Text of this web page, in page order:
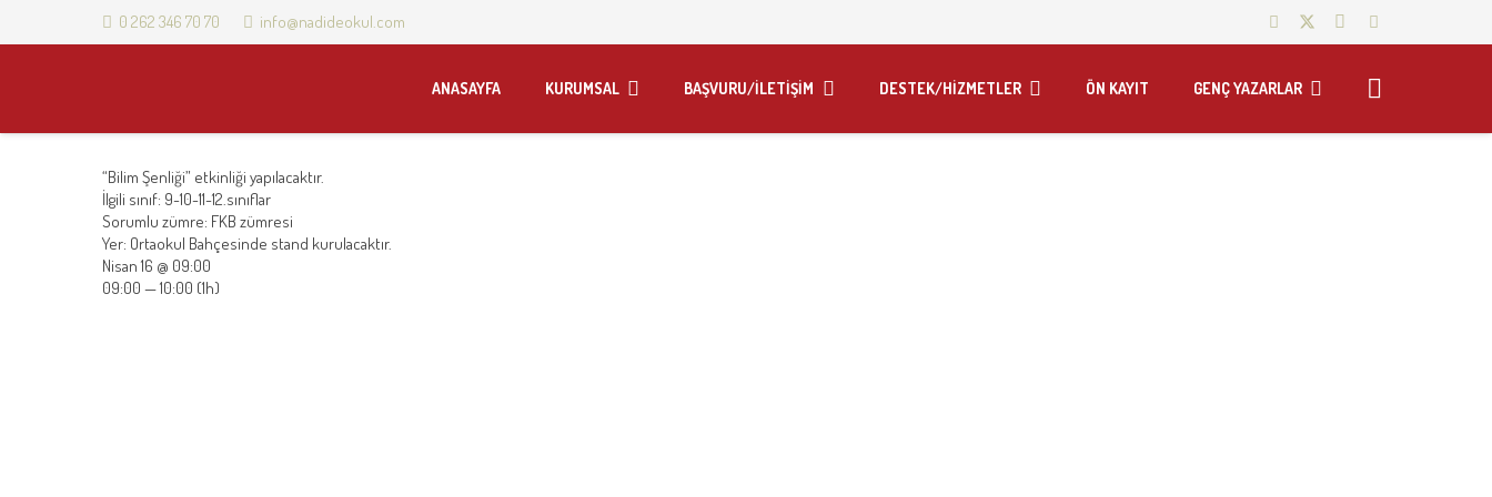
0 262 346 70 70 info@nadideokul.com
ANASAYFA KURUMSAL BAŞVURU/İLETİŞİM DESTEK/HİZMETLER ÖN KAYIT GENÇ YAZARLAR
“Bilim Şenliği” etkinliği yapılacaktır.
İlgili sınıf: 9-10-11-12.sınıflar
Sorumlu zümre: FKB zümresi
Yer: Ortaokul Bahçesinde stand kurulacaktır.
Nisan 16 @ 09:00
09:00 — 10:00 (1h)